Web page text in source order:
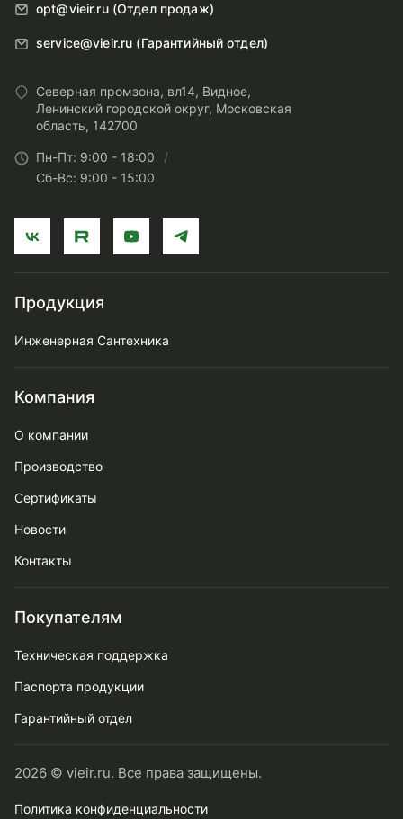
opt@vieir.ru (Отдел продаж)
service@vieir.ru (Гарантийный отдел)
Северная промзона, вл14, Видное,
Ленинский городской округ, Московская
область, 142700
Пн-Пт: 9:00 - 18:00
Сб-Вс: 9:00 - 15:00
Продукция
Инженерная Сантехника
Компания
О компании
Производство
Сертификаты
Новости
Контакты
Покупателям
Техническая поддержка
Паспорта продукции
Гарантийный отдел
2026 © vieir.ru. Все права защищены.
Политика конфиденциальности